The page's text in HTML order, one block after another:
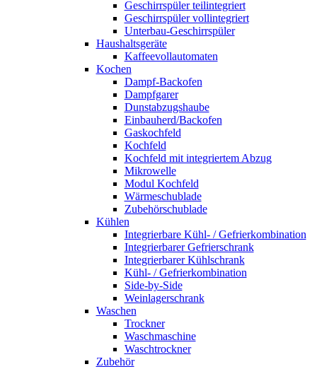
Geschirrspüler teilintegriert
Geschirrspüler vollintegriert
Unterbau-Geschirrspüler
Haushaltsgeräte
Kaffeevollautomaten
Kochen
Dampf-Backofen
Dampfgarer
Dunstabzugshaube
Einbauherd/Backofen
Gaskochfeld
Kochfeld
Kochfeld mit integriertem Abzug
Mikrowelle
Modul Kochfeld
Wärmeschublade
Zubehörschublade
Kühlen
Integrierbare Kühl- / Gefrierkombination
Integrierbarer Gefrierschrank
Integrierbarer Kühlschrank
Kühl- / Gefrierkombination
Side-by-Side
Weinlagerschrank
Waschen
Trockner
Waschmaschine
Waschtrockner
Zubehör